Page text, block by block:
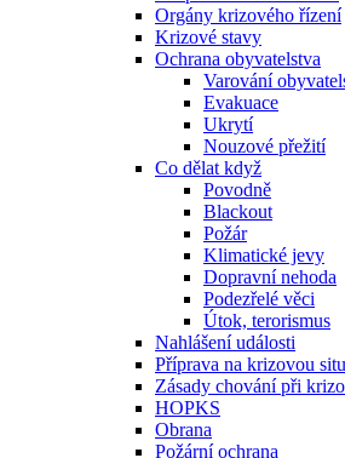
Orgány krizového řízení
Krizové stavy
Ochrana obyvatelstva
Varování
Evakuace
Ukrytí
Nouzové přežití
Co dělat když
Povodně
Blackout
Požár
Klimatické jevy
Dopravní nehoda
Podezřelé věci
Útok, terorismus
Nahlášení události
Příprava na krizovou
Zásady chování při
HOPKS
Obrana
Požární ochrana